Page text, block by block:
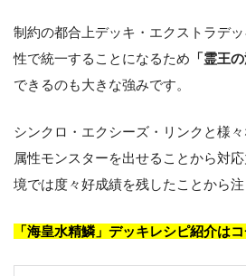
制約の都合上デッキ・エクストラデ
性で統一することになるため 「霊王
できるのも大きな強みです。
シンクロ・エクシーズ・リンクと様
属性モンスターを出せることから対
境では度々好成績を残したことから注
「海皇水精鱗」デッキレシピ紹介は